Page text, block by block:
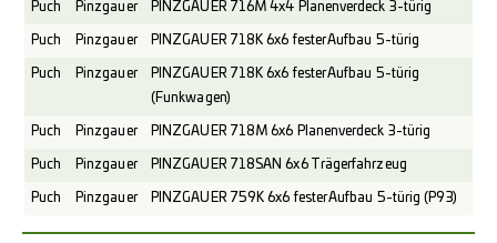
Puch Pinzgauer PINZGAUER 716M 4x4 Planenverdeck 3-türig
Puch Pinzgauer PINZGAUER 718K 6x6 fester Aufbau 5-türig
Puch Pinzgauer
PINZGAUER 718K 6x6 fester Aufbau 5-türig
(Funkwagen)
Puch Pinzgauer PINZGAUER 718M 6x6 Planenverdeck 3-türig
Puch Pinzgauer PINZGAUER 718SAN 6x6 Trägerfahrzeug
Puch Pinzgauer PINZGAUER 759K 6x6 fester Aufbau 5-türig (P93)